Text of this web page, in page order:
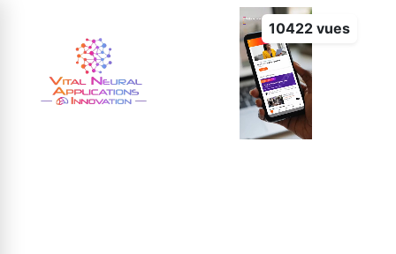
10422 vues